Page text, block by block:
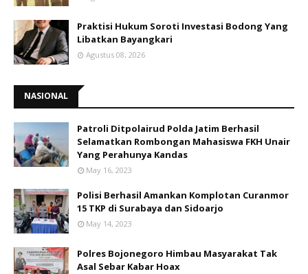
Praktisi Hukum Soroti Investasi Bodong Yang
Libatkan Bayangkari
Agustus 08, 2026
NASIONAL
Patroli Ditpolairud Polda Jatim Berhasil
Selamatkan Rombongan Mahasiswa FKH Unair
Yang Perahunya Kandas
May 16, 2023
Polisi Berhasil Amankan Komplotan Curanmor
15 TKP di Surabaya dan Sidoarjo
May 14, 2023
Polres Bojonegoro Himbau Masyarakat Tak
Asal Sebar Kabar Hoax